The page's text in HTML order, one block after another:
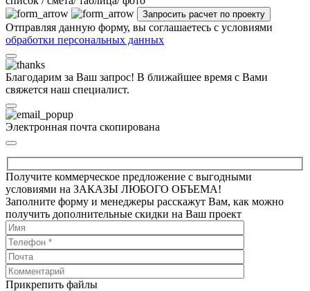
Отправляя данную форму, вы соглашаетесь с условиями
обработки персональных данных
Благодарим за Ваш запрос! В ближайшее время с Вами
свяжется наш специалист.
Электронная почта скопирована
Получите коммерческое предложение с выгодными
условиями на ЗАКАЗЫ ЛЮБОГО ОБЪЕМА!
Заполните форму и менеджеры расскажут Вам, как можно
получить дополнительные скидки на Ваш проект
Прикрепить файлы